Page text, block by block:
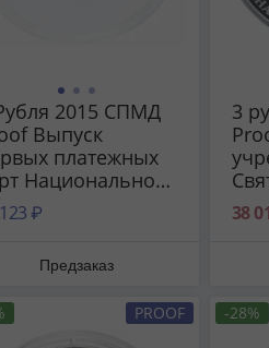
2015 СПМД
Выпуск
платежных
Национальной
системы
Мир НСПК
₽
Предзаказ
3
38
PROOF -28%